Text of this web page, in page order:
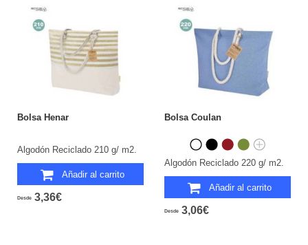
Bolsa Henar
Algodón Reciclado 210 g/ m2.
Añadir al carrito
Desde 3,36€
Bolsa Coulan
Algodón Reciclado 220 g/ m2.
Añadir al carrito
Desde 3,06€